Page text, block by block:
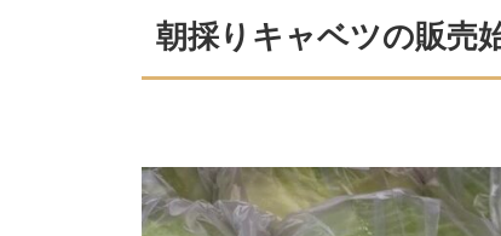
朝採りキャベツの販売